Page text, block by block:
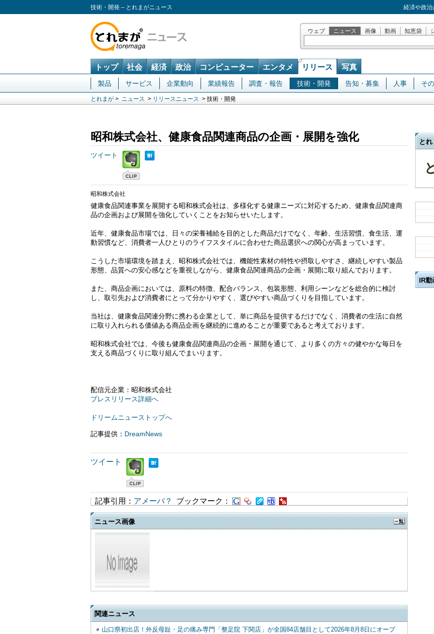
技術・開発 – とれまがニュース 経済や政
ウェブ ニュース 画像 動画 知恵袋
トップ 社会 経済 政治 コンピューター エンタメ リリース 写真
製品 サービス 企業動向 業績報告 調査・報告 技術・開発 告知・募集 人事 そ
とれまが > ニュース > リリースニュース > 技術・開発
昭和株式会社、健康食品関連商品の企画・展開を強化
ツイート
昭和株式会社
健康食品関連事業を展開する昭和株式会社は、多様化する健康ニーズに対応するため、健康食品関連商
品の企画および展開を強化していくことをお知らせいたします。
近年、健康食品市場では、日々の栄養補給を目的とした商品だけでなく、年齢、生活習慣、食生活、運
動習慣など、消費者一人ひとりのライフスタイルに合わせた商品選択への関心が高まっています。
こうした市場環境を踏まえ、昭和株式会社では、機能性素材の特性や摂取しやすさ、継続しやすい製品
形態、品質への安心感などを重視しながら、健康食品関連商品の企画・展開に取り組んでおります。
また、商品企画においては、原料の特徴、配合バランス、包装形態、利用シーンなどを総合的に検討
し、取引先および消費者にとって分かりやすく、選びやすい商品づくりを目指しています。
当社は、健康食品関連分野に携わる企業として、単に商品を提供するだけでなく、消費者の生活に自然
に取り入れられる価値ある商品企画を継続的に進めることが重要であると考えております。
昭和株式会社では、今後も健康食品関連商品の企画・展開を通じて、より多くの方々の健やかな毎日を
支える商品づくりに取り組んでまいります。
配信元企業：昭和株式会社
プレスリリース詳細へ
ドリームニューストップへ
記事提供： DreamNews
ツイート
記事引用： アメーバ？ ブックマーク：
ニュース画像
関連ニュース
山口県初出店！外反母趾・足の痛み専門「整足院 下関店」が全国84店舗目として2026年8月8日にオープ
とれ
IR動